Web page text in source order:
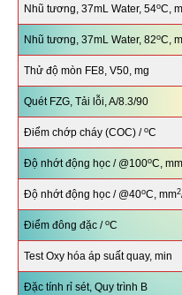
Nhũ tương, 37mL Water, 54oC,
Nhũ tương, 37mL Water, 82oC,
Thử độ mòn FE8, V50, mg
Quét FZG, Tải lỗi, A/8.3/90
Điểm chớp cháy (COC) / oC
Độ nhớt động học / @100oC, mm
Độ nhớt động học / @40oC, mm2
Điểm đông đặc / oC
Test Oxy hóa áp suất quay, min
Đặc tính rỉ sét, Quy trình B